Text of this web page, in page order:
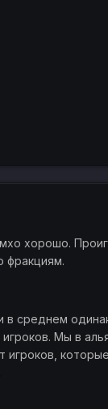
хорошо.
фракциям.
среднем
Мы в